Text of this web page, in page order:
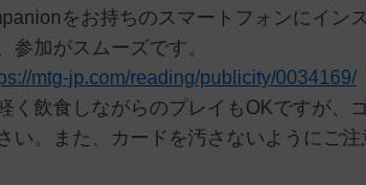
をお持ちのスマートフォンにイン
参加がスムーズです。
mtg-jp.com/reading/publicity/0034169/
く飲食しながらのプレイもOKですが、
い。また、カードを汚さないようにご注